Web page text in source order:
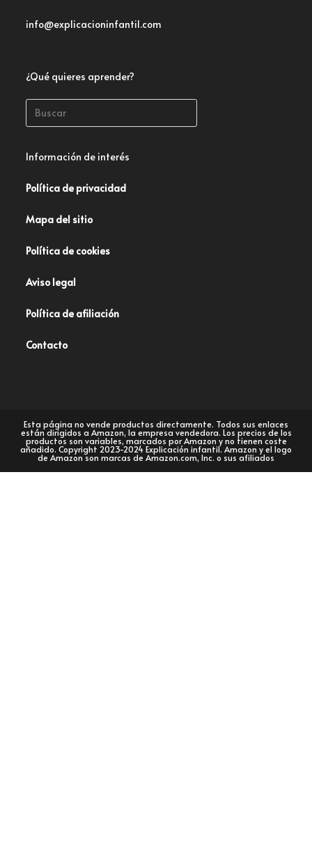
info@explicacioninfantil.com
¿Qué quieres aprender?
Información de interés
Política de privacidad
Mapa del sitio
Política de cookies
Aviso legal
Política de afiliación
Contacto
Esta página no vende productos directamente. Todos sus enlaces
están dirigidos a Amazon, la empresa vendedora. Los precios de los
productos son variables, marcados por Amazon y no tienen coste
añadido. Copyright 2023-2024 Explicación infantil. Amazon y el logo
de Amazon son marcas de Amazon.com, Inc. o sus afiliados